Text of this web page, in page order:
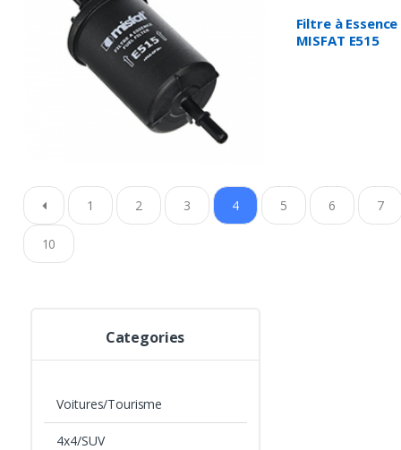
Filtre à Essence
MISFAT E515
1 2 3 4 5 6 7
10
Categories
Voitures/Tourisme
4x4/SUV